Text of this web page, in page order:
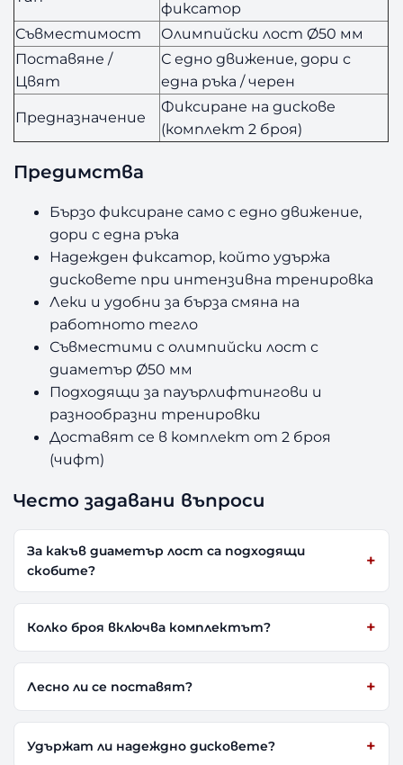
Л
о
с
т
5
м
фиксатор
Съвместимост
Олимпийски лост Ø50 мм
Поставяне /
Цвят
С едно движение, дори с
една ръка / черен
Предназначение
Фиксиране на дискове
(комплект 2 броя)
Предимства
Бързо фиксиране само с едно движение,
дори с една ръка
Надежден фиксатор, който удържа
дисковете при интензивна тренировка
Леки и удобни за бърза смяна на
работното тегло
Съвместими с олимпийски лост с
диаметър Ø50 мм
Подходящи за пауърлифтингови и
разнообразни тренировки
Доставят се в комплект от 2 броя
(чифт)
Често задавани въпроси
За какъв диаметър лост са подходящи
скобите?
Колко броя включва комплектът?
Лесно ли се поставят?
Удържат ли надеждно дисковете?